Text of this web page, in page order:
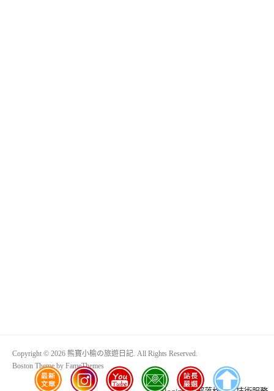
Copyright © 2026 熊寶小榆の旅遊日記. All Rights Reserved.
Boston Theme by FameThemes